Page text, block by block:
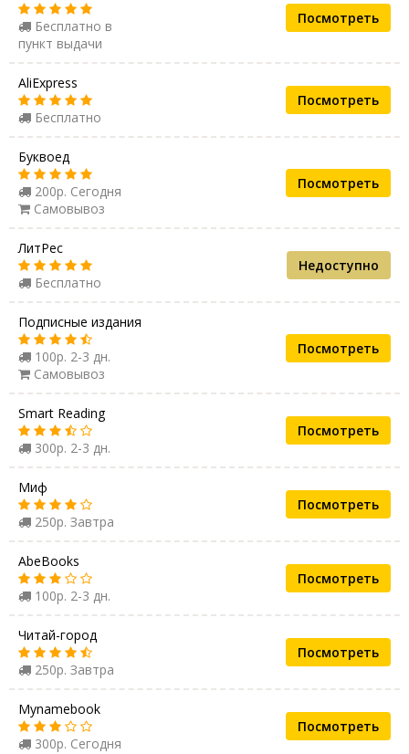
Бесплатно в
пункт выдачи
Посмотреть
AliExpress
Бесплатно
Посмотреть
Буквоед
200р. Сегодня
Самовывоз
Посмотреть
ЛитРес
Бесплатно
Недоступно
Подписные издания
100р. 2-3 дн.
Самовывоз
Посмотреть
Smart Reading
300р. 2-3 дн.
Посмотреть
Миф
250р. Завтра
Посмотреть
AbeBooks
100р. 2-3 дн.
Посмотреть
Читай-город
250р. Завтра
Посмотреть
Mynamebook
300р. Сегодня
Посмотреть